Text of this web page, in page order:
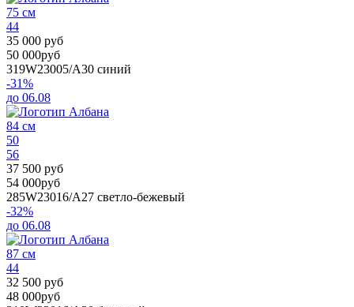
75 см
44
35 000 руб
50 000руб
319W23005/A30 синий
-31%
до 06.08
84 см
50
56
37 500 руб
54 000руб
285W23016/A27 светло-бежевый
-32%
до 06.08
87 см
44
32 500 руб
48 000руб